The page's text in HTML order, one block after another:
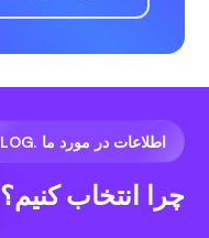
اطلاعات در مورد ما .BLOG
چرا انتخاب کنیم؟